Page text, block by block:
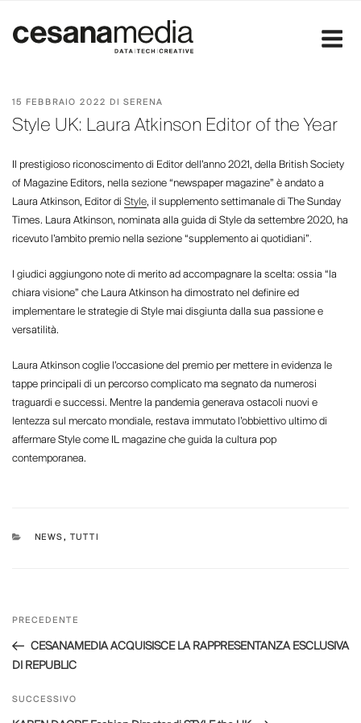
contenuto
PUBBLICATO
IL
15 FEBBRAIO 2022 DI SERENA
Style UK: Laura Atkinson Editor of the Year
Il prestigioso riconoscimento di Editor dell’anno 2021, della British Society
of Magazine Editors, nella sezione “newspaper magazine” è andato a
Laura Atkinson, Editor di Style, il supplemento settimanale di The Sunday
Times. Laura Atkinson, nominata alla guida di Style da settembre 2020, ha
ricevuto l’ambito premio nella sezione “supplemento ai quotidiani”.
I giudici aggiungono note di merito ad accompagnare la scelta: ossia “la
chiara visione” che Laura Atkinson ha dimostrato nel definire ed
implementare le strategie di Style mai disgiunta dalla sua passione e
versatilità.
Laura Atkinson coglie l’occasione del premio per mettere in evidenza le
tappe principali di un percorso complicato ma segnato da numerosi
traguardi e successi. Mentre la pandemia generava ostacoli nuovi e
lentezza sul mercato mondiale, restava immutato l’obbiettivo ultimo di
affermare Style come IL magazine che guida la cultura pop
contemporanea.
CATEGORIE
NEWS, TUTTI
Navigazione
articoli
Articolo
precedente:
PRECEDENTE
CESANAMEDIA ACQUISISCE LA RAPPRESENTANZA ESCLUSIVA
DI REPUBLIC
Articolo
successivo
SUCCESSIVO